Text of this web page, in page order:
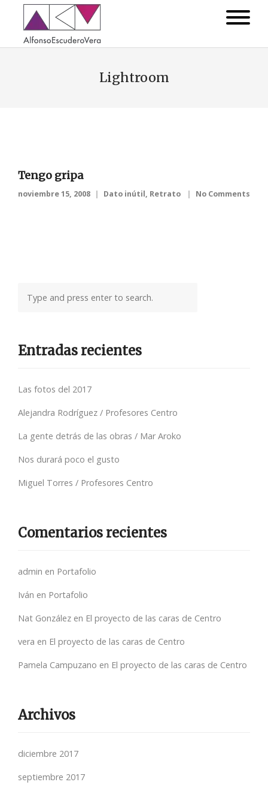
Lightroom
Tengo gripa
noviembre 15, 2008 Dato inútil, Retrato No Comments
Entradas recientes
Las fotos del 2017
Alejandra Rodríguez / Profesores Centro
La gente detrás de las obras / Mar Aroko
Nos durará poco el gusto
Miguel Torres / Profesores Centro
Comentarios recientes
admin en Portafolio
Iván en Portafolio
Nat González en El proyecto de las caras de Centro
vera en El proyecto de las caras de Centro
Pamela Campuzano en El proyecto de las caras de Centro
Archivos
diciembre 2017
septiembre 2017